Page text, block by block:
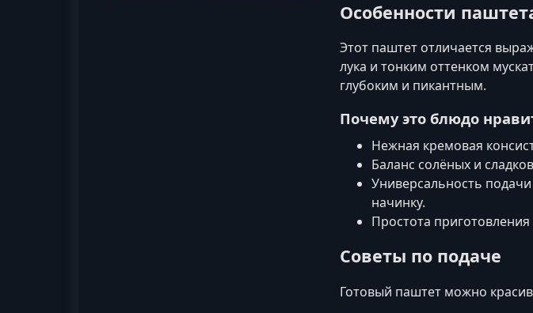
Особенности
Этот паштет отличается
лука и тонким оттенком
глубоким и пикантным.
Почему это блюдо
Нежная кремовая
Баланс солёных и
Универсальность
начинку.
Простота
Советы по подаче
Готовый паштет можно